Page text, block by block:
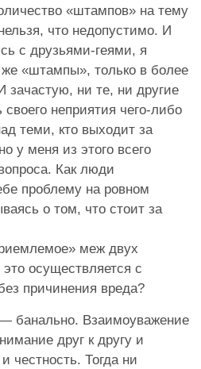
«штампов» на тему
что недопустимо. И
с друзьями-геями, я
«штампы», только в более
ни те, ни другие
неприятия чего-либо
теми, кто выходит за
у меня из этого всего
Как люди
проблему на ровном
о том, что стоит за
меж двух
осуществляется с
причинения вреда?
банально. Взаимоуважение
друг к другу и
честность. Тогда ни